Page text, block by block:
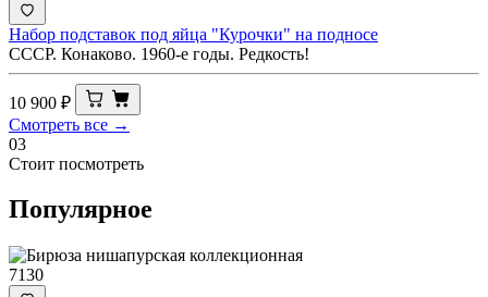
Набор подставок под яйца "Курочки" на подносе
СССР. Конаково. 1960-е годы. Редкость!
10 900 ₽
Смотреть все →
03
Стоит посмотреть
Популярное
7130